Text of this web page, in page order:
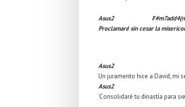
Asus2
Proclamaré sin cesar la
Un juramento hice a David, mi
'Consolidaré tu dinastía para